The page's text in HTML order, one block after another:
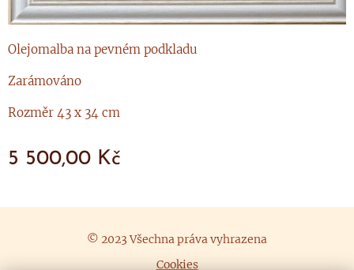
Olejomalba na pevném podkladu
Zarámováno
Rozměr 43 x 34 cm
5 500,00 Kč
© 2023 Všechna práva vyhrazena
Cookies